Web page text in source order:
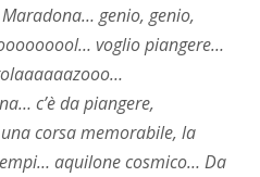
genio, genio,
voglio piangere…
c’è da piangere,
corsa memorabile, la
aquilone cosmico… Da